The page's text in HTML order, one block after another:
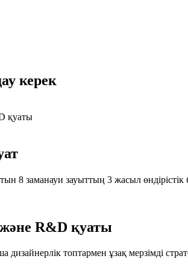
керек
8 заманауи зауыттың 3 жасыл
R&D қуаты
дизайнерлік топтармен ұзақ мерзімді